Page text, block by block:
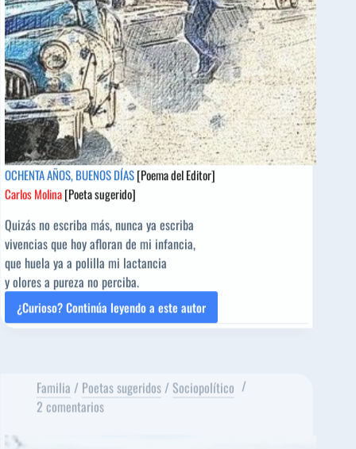
OCHENTA AÑOS, BUENOS DÍAS[Poema del Editor]
Carlos Molina[Poeta sugerido]
Quizás no escriba más, nunca ya escriba
vivencias que hoy afloran de mi infancia,
que huela ya a polilla mi lactancia
y olores a pureza no perciba.
¿Curioso? Continúa leyendo a este autor
OCHENTA
AÑOS,
del